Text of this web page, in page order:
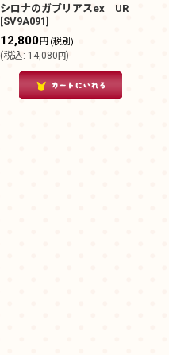
シロナのガブリアスex UR
[SV9A091]
12,800円 (税別)
(税込: 14,080円)